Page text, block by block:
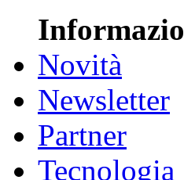
Novità
Newsletter
Partner
Tecnologia